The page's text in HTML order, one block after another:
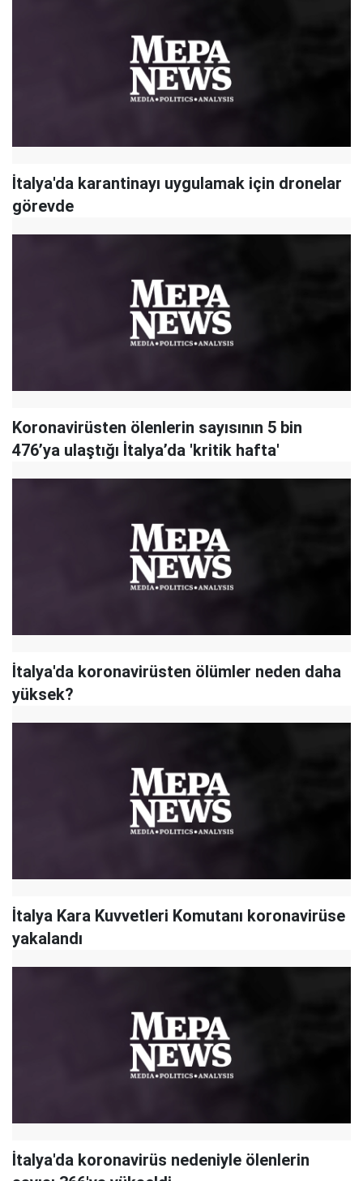
İtalya'da karantinayı uygulamak için dronelar
görevde
Koronavirüsten ölenlerin sayısının 5 bin
476’ya ulaştığı İtalya’da 'kritik hafta'
İtalya'da koronavirüsten ölümler neden daha
yüksek?
İtalya Kara Kuvvetleri Komutanı koronavirüse
yakalandı
İtalya'da koronavirüs nedeniyle ölenlerin